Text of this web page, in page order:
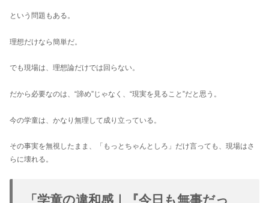
という問題もある。
理想だけなら簡単だ。
でも現場は、理想論だけでは回らない。
だから必要なのは、“諦め”じゃなく、“現実を見ること”だと思う。
今の学童は、かなり無理して成り立っている。
その事実を無視したまま、「もっとちゃんとしろ」だけ言っても、現場はさ
らに壊れる。
「学童の違和感｜『今日も無事だっ